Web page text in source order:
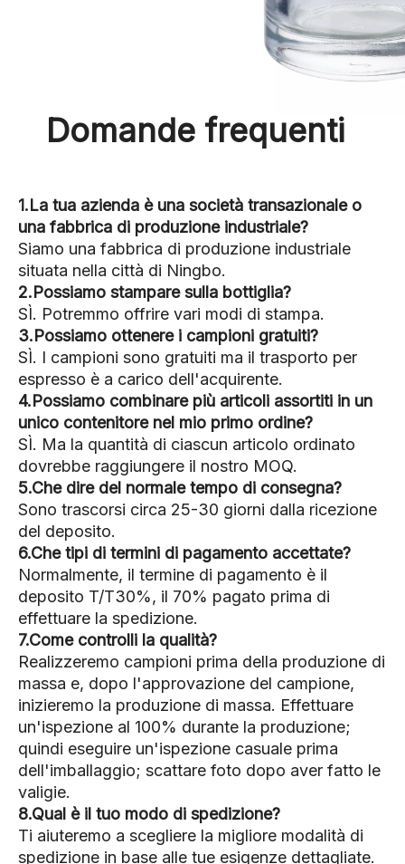
Domande frequenti
1.La tua azienda è una società transazionale o
una fabbrica di produzione industriale?
Siamo una fabbrica di produzione industriale
situata nella città di Ningbo.
2.Possiamo stampare sulla bottiglia?
SÌ. Potremmo offrire vari modi di stampa.
3.Possiamo ottenere i campioni gratuiti?
SÌ. I campioni sono gratuiti ma il trasporto per
espresso è a carico dell'acquirente.
4.Possiamo combinare più articoli assortiti in un
unico contenitore nel mio primo ordine?
SÌ. Ma la quantità di ciascun articolo ordinato
dovrebbe raggiungere il nostro MOQ.
5.Che dire del normale tempo di consegna?
Sono trascorsi circa 25-30 giorni dalla ricezione
del deposito.
6.Che tipi di termini di pagamento accettate?
Normalmente, il termine di pagamento è il
deposito T/T30%, il 70% pagato prima di
effettuare la spedizione.
7.Come controlli la qualità?
Realizzeremo campioni prima della produzione di
massa e, dopo l'approvazione del campione,
inizieremo la produzione di massa. Effettuare
un'ispezione al 100% durante la produzione;
quindi eseguire un'ispezione casuale prima
dell'imballaggio; scattare foto dopo aver fatto le
valigie.
8.Qual è il tuo modo di spedizione?
Ti aiuteremo a scegliere la migliore modalità di
spedizione in base alle tue esigenze dettagliate.